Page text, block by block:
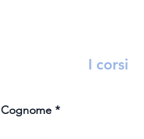
Cognome
I corsi